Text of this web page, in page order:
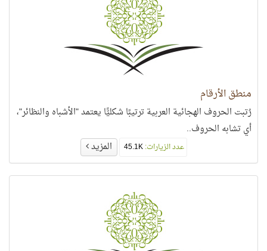
منطق الأرقام
رُتبت الحروف الهجائية العربية ترتيبًا شكليًّا يعتمد "الأشباه والنظائر"،
أي تشابه الحروف..
عدد الزيارات:45.1K المزيد